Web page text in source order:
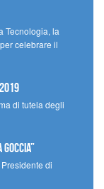
Tecnologia, la
celebrare il
di tutela degli
di